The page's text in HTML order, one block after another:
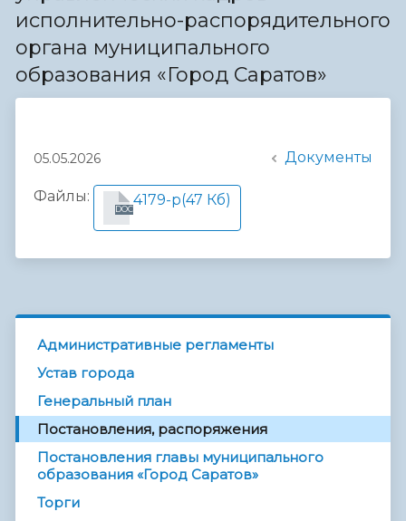
исполнительно-распорядительного
органа муниципального
образования «Город Саратов»
05.05.2026 Документы
Файлы:
DOC
4179-р(47 Кб)
Административные регламенты
Устав города
Генеральный план
Постановления, распоряжения
Постановления главы муниципального
образования «Город Саратов»
Торги